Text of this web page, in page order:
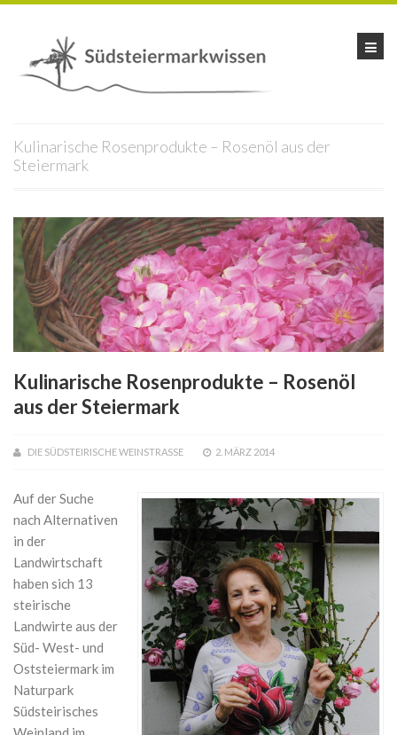
Kulinarische Rosenprodukte – Rosenöl aus der
Steiermark
Kulinarische Rosenprodukte – Rosenöl
aus der Steiermark
DIE SÜDSTEIRISCHE WEINSTRASSE 2. MÄRZ 2014
Auf der Suche
nach Alternativen
in der
Landwirtschaft
haben sich 13
steirische
Landwirte aus der
Süd- West- und
Oststeiermark im
Naturpark
Südsteirisches